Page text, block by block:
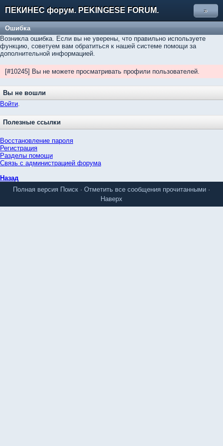
ПЕКИНЕС форум. PEKINGESE FORUM. »
Ошибка
Возникла ошибка. Если вы не уверены, что правильно используете
функцию, советуем вам обратиться к нашей системе помощи за
дополнительной информацией.
[#10245] Вы не можете просматривать профили пользователей.
Вы не вошли
Войти.
Полезные ссылки
Восстановление пароля
Регистрация
Разделы помощи
Связь с администрацией форума
Назад
Полная версия Поиск · Отметить все сообщения прочитанными ·
Наверх